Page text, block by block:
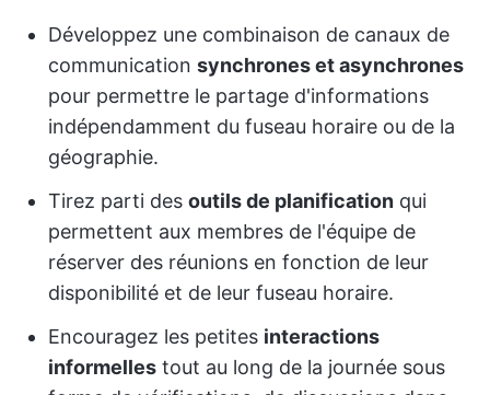
Développez une combinaison de canaux de
communication synchrones et asynchrones
pour permettre le partage d'informations
indépendamment du fuseau horaire ou de la
géographie.
Tirez parti des outils de planification qui
permettent aux membres de l'équipe de
réserver des réunions en fonction de leur
disponibilité et de leur fuseau horaire.
Encouragez les petites interactions
informelles tout au long de la journée sous